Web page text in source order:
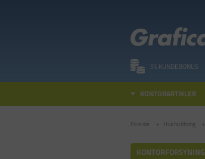
5% KUNDEBONUS
KONTORARTIKLER
Forside Husholdning
KONTORFORSYNING